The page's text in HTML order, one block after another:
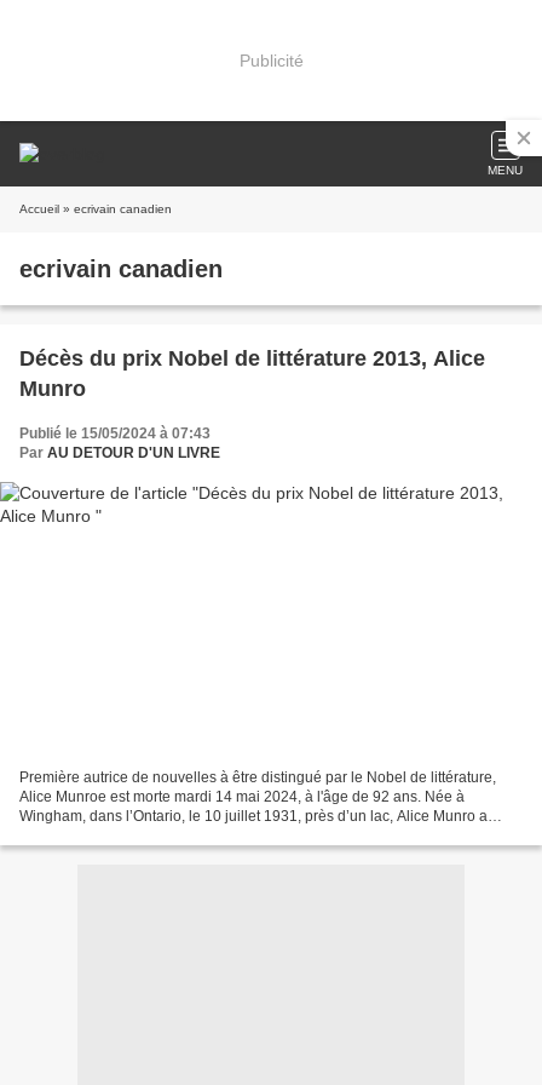
Publicité
MENU
Accueil » ecrivain canadien
ecrivain canadien
Décès du prix Nobel de littérature 2013, Alice
Munro
Publié le 15/05/2024 à 07:43
Par AU DETOUR D'UN LIVRE
Première autrice de nouvelles à être distingué par le Nobel de littérature,
Alice Munroe est morte mardi 14 mai 2024, à l'âge de 92 ans. Née à
Wingham, dans l’Ontario, le 10 juillet 1931, près d’un lac, Alice Munro a